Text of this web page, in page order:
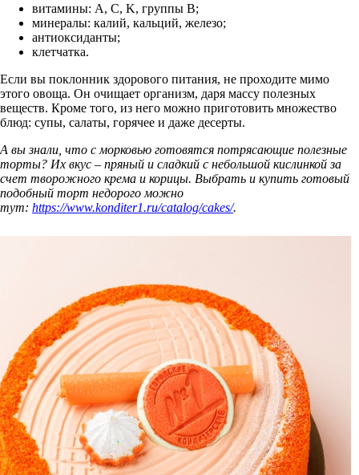
витамины: A, C, K, группы В;
минералы: калий, кальций, железо;
антиоксиданты;
клетчатка.
Если вы поклонник здорового питания, не проходите мимо
этого овоща. Он очищает организм, даря массу полезных
веществ. Кроме того, из него можно приготовить множество
блюд: супы, салаты, горячее и даже десерты.
А вы знали, что с морковью готовятся потрясающие полезные
торты? Их вкус – пряный и сладкий с небольшой кислинкой за
счет творожного крема и корицы. Выбрать и купить готовый
подобный торт недорого можно
тут: https://www.konditer1.ru/catalog/cakes/.